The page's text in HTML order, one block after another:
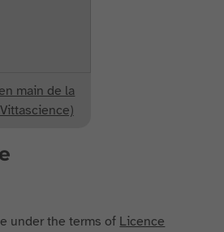
main de la
under the terms of Licence